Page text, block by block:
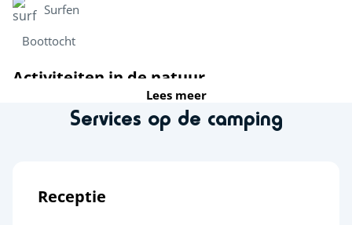
Surfen
Boottocht
Activiteiten in de natuur
Fietsroutes
Sportactiviteiten
Lees meer
Services op de camping
Receptie